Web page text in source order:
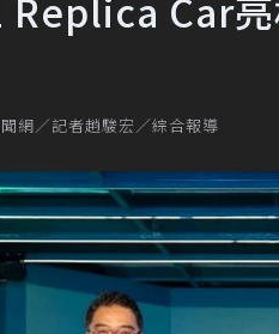
網／記者趙駿宏／綜合報導